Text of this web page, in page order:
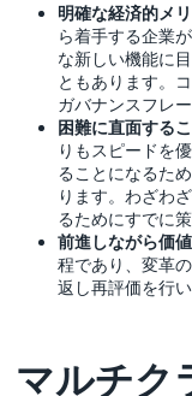
明確な経済的メ
ら着手する企業
な新しい機能に
ともあります。
ガバナンスフレ
困難に直面する
りもスピードを
ることになるた
ります。わざわ
るためにすでに
前進しながら価
程であり、変革
返し再評価を行
マルチク